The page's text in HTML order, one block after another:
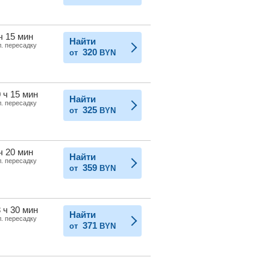
15 мин
пересадку Найти
от 320 BYN
ч 15 мин
пересадку Найти
от 325 BYN
20 мин
пересадку Найти
от 359 BYN
ч 30 мин
пересадку Найти
от 371 BYN